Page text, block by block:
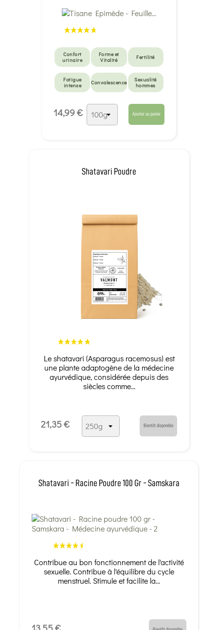
Confort
urinaire
Forme et
Vitalité
Fertilité
Fatigue
intense
Convalescence
Sexualité
hommes
femmes
circulation
cérébrale
Toux grasse
14,99 € Ajouter au panier
Shatavari Poudre
Le shatavari (Asparagus racemosus) est
une plante adaptogène de la médecine
ayurvédique, considérée depuis des
siècles comme...
21,35 € Bientôt disponible
Shatavari - Racine Poudre 100 Gr - Samskara
Contribue au bon fonctionnement de l'activité
sexuelle. Contribue à l'équilibre du cycle
menstruel. Stimule et facilite la...